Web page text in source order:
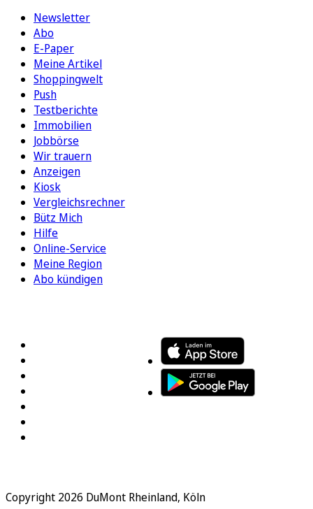
Newsletter
Abo
E-Paper
Meine Artikel
Shoppingwelt
Push
Testberichte
Immobilien
Jobbörse
Wir trauern
Anzeigen
Kiosk
Vergleichsrechner
Bütz Mich
Hilfe
Online-Service
Meine Region
Abo kündigen
Copyright 2026 DuMont Rheinland, Köln